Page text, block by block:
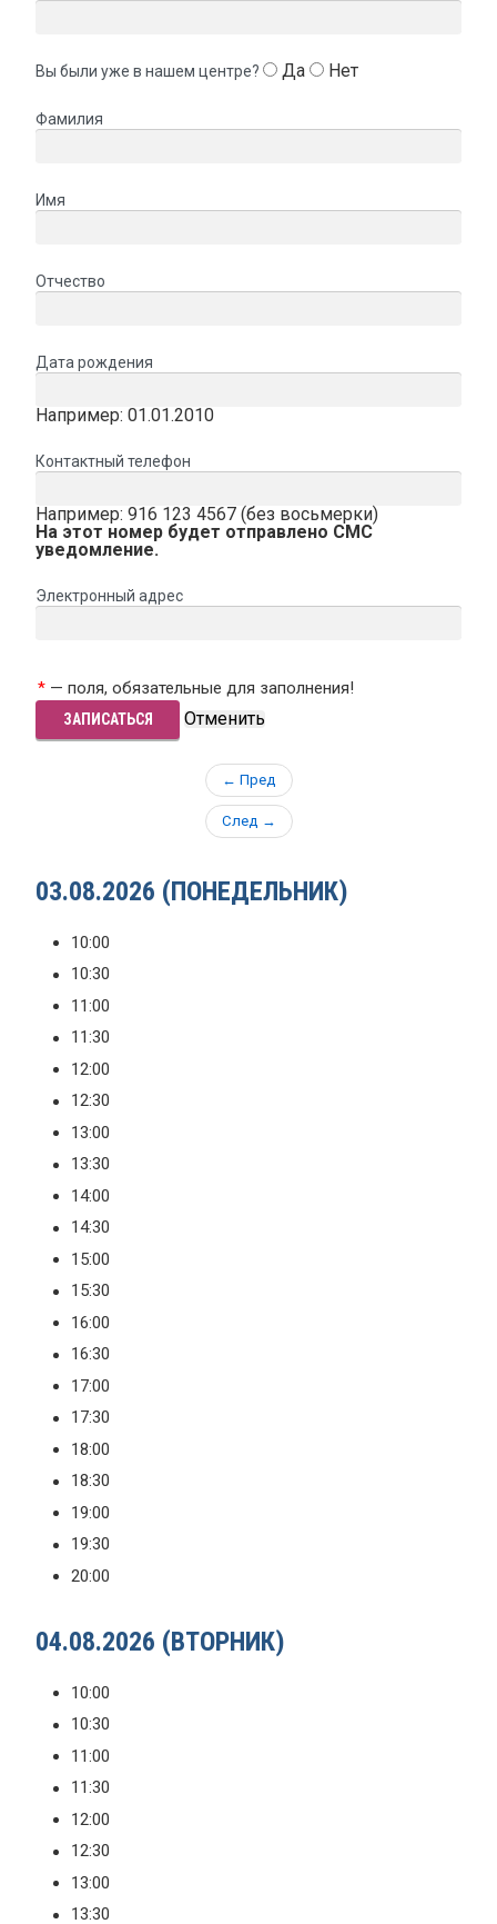
Вы были уже в нашем центре? Да Нет
Фамилия
Имя
Отчество
Дата рождения
Например: 01.01.2010
Контактный телефон
Например: 916 123 4567 (без восьмерки)
На этот номер будет отправлено СМС
уведомление.
Электронный адрес
* — поля, обязательные для заполнения!
← Пред
След →
03.08.2026 (ПОНЕДЕЛЬНИК)
10:00
10:30
11:00
11:30
12:00
12:30
13:00
13:30
14:00
14:30
15:00
15:30
16:00
16:30
17:00
17:30
18:00
18:30
19:00
19:30
20:00
04.08.2026 (ВТОРНИК)
10:00
10:30
11:00
11:30
12:00
12:30
13:00
13:30